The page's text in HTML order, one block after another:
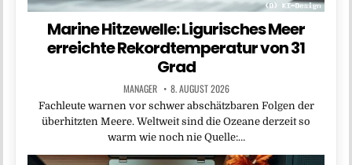
Marine Hitzewelle: Ligurisches Meer
erreichte Rekordtemperatur von 31
Grad
MANAGER 8. AUGUST 2026
Fachleute warnen vor schwer abschätzbaren Folgen der
überhitzten Meere. Weltweit sind die Ozeane derzeit so
warm wie noch nie Quelle:…